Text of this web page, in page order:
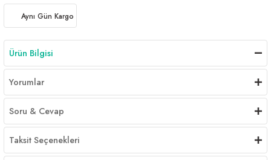
Aynı Gün Kargo
Ürün Bilgisi
Yorumlar
Soru & Cevap
Taksit Seçenekleri